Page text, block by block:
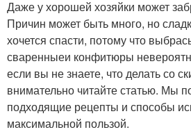
Даже у хорошей хозяйки может
Причин может быть много, но
хочется спасти, потому что
сваренныеи конфитюры
если вы не знаете, что делать со
внимательно читайте статью. Мы
подходящие рецепты и способы
максимальной пользой.